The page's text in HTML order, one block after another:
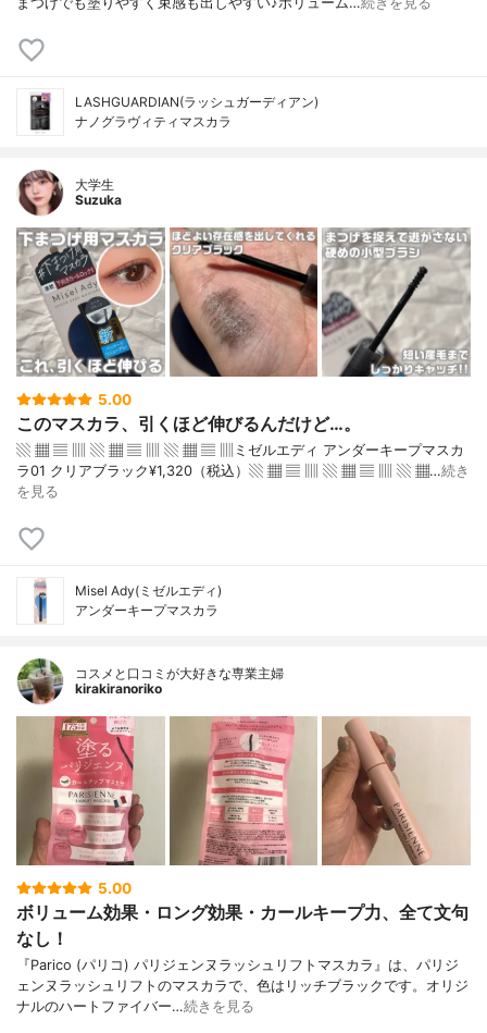
LASHGUARDIAN(ラッシュガーディアン)
ナノグラヴィティマスカラ
大学生
Suzuka
5.00
このマスカラ、引くほど伸びるんだけど…。
▧ ▦ ▤ ▥ ▧ ▦ ▤ ▥ ▧ ▦ ▤ ▥ミゼルエディ アンダーキープマスカ
ラ01 クリアブラック¥1,320（税込）▧ ▦ ▤ ▥ ▧ ▦ ▤ ▥ ▧ ▦…続き
を見る
Misel Ady(ミゼルエディ)
アンダーキープマスカラ
コスメと口コミが大好きな専業主婦
kirakiranoriko
5.00
ボリューム効果・ロング効果・カールキープ力、全て文句
なし！
『Parico (パリコ) パリジェンヌラッシュリフトマスカラ』は、パリジ
ェンヌラッシュリフトのマスカラで、色はリッチブラックです。オリジ
ナルのハートファイバー…続きを見る